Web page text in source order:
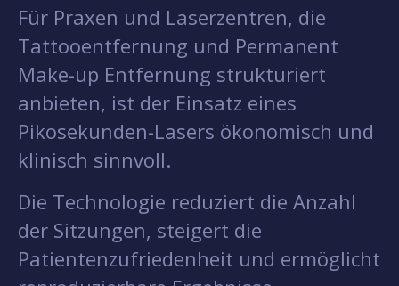
Für Praxen und Laserzentren, die
Tattooentfernung und Permanent
Make-up Entfernung strukturiert
anbieten, ist der Einsatz eines
Pikosekunden-Lasers ökonomisch und
klinisch sinnvoll.
Die Technologie reduziert die Anzahl
der Sitzungen, steigert die
Patientenzufriedenheit und ermöglicht